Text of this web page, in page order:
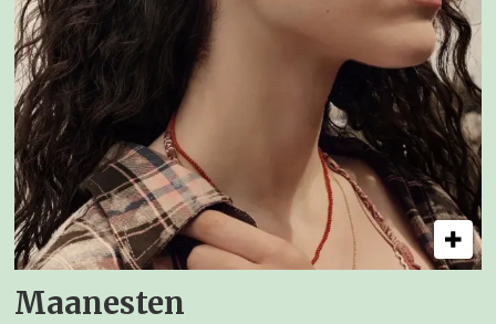
Maanesten